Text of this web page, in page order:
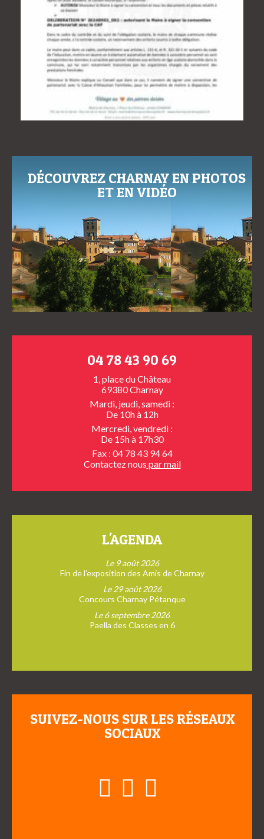
DÉCOUVREZ CHARNAY EN PHOTOS
ET EN VIDÉO
04 78 43 90 69
1, place du Château
69380 Charnay
Mardi, jeudi, samedi :
De 10h à 12h
Mercredi, vendredi :
De 15h à 17h30
Fax : 04 78 43 94 64
Contactez nous par mail
L'AGENDA
Le 9 août 2026
Fin de l’exposition des Amis de Charnay
Le 29 août 2026
Concours Charnay Pétanque
Le 6 septembre 2026
Paella des Classes en 6
SUIVEZ-NOUS SUR LES RÉSEAUX
SOCIAUX